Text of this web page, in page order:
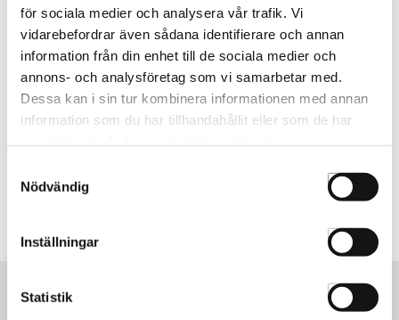
för sociala medier och analysera vår trafik. Vi
vidarebefordrar även sådana identifierare och annan
information från din enhet till de sociala medier och
annons- och analysföretag som vi samarbetar med.
Dessa kan i sin tur kombinera informationen med annan
information som du har tillhandahållit eller som de har
Nödvändig
Inställningar
Statistik
För att ange betyg för produkten behöver ni
vara inloggad.
LOGGA IN SKAPA KONTO